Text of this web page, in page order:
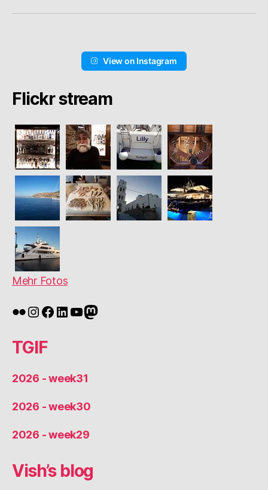
View on Instagram
Flickr stream
Mehr Fotos
Flickr
Instagram
Facebook
LinkedIn
YouTube
Mastodon
TGIF
2026 - week31
2026 - week30
2026 - week29
Vish’s blog